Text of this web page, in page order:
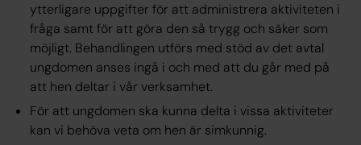
ytterligare uppgifter för att administrera aktiviteten i
fråga samt för att göra den så trygg och säker som
möjligt. Behandlingen utförs med stöd av det avtal
ungdomen anses ingå i och med att du går med på
att hen deltar i vår verksamhet.
För att ungdomen ska kunna delta i vissa aktiviteter
kan vi behöva veta om hen är simkunnig.